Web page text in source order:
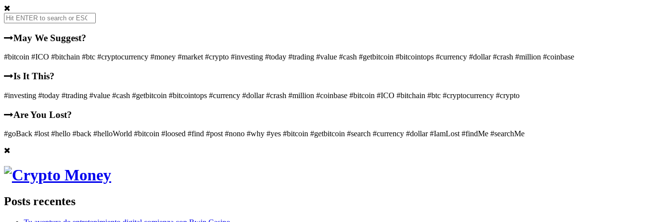
May We Suggest?
#bitcoin #ICO #bitchain #btc #cryptocurrency #money #market #crypto #investing #today #trading #value #cash #getbitcoin #bitcointops #currency #dollar #crash #million #coinbase
Is It This?
#investing #today #trading #value #cash #getbitcoin #bitcointops #currency #dollar #crash #million #coinbase #bitcoin #ICO #bitchain #btc #cryptocurrency #crypto
Are You Lost?
#goBack #lost #hello #back #helloWorld #bitcoin #loosed #find #post #nono #why #yes #bitcoin #getbitcoin #search #currency #dollar #IamLost #findMe #searchMe
Posts recentes